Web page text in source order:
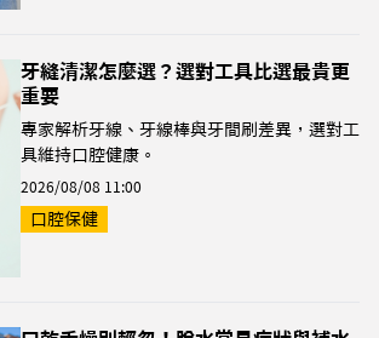
牙縫清潔怎麼選？選對工具比選最貴更
重要
專家解析牙線、牙線棒與牙間刷差異，選對工
具維持口腔健康。
2026/08/08 11:00
口腔保健